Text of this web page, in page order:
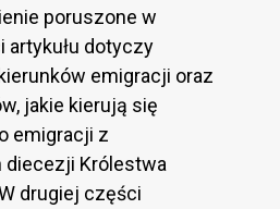
poruszone w
dotyczy
emigracji oraz
jakie kierują się
emigracji z
Królestwa
drugiej części